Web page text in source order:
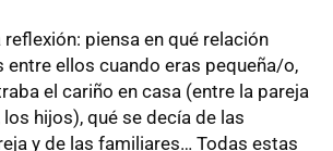
piensa en qué relación
entre ellos cuando eras pequeña/o,
el cariño en casa (entre la pareja
hijos), qué se decía de las
y de las familiares… Todas estas